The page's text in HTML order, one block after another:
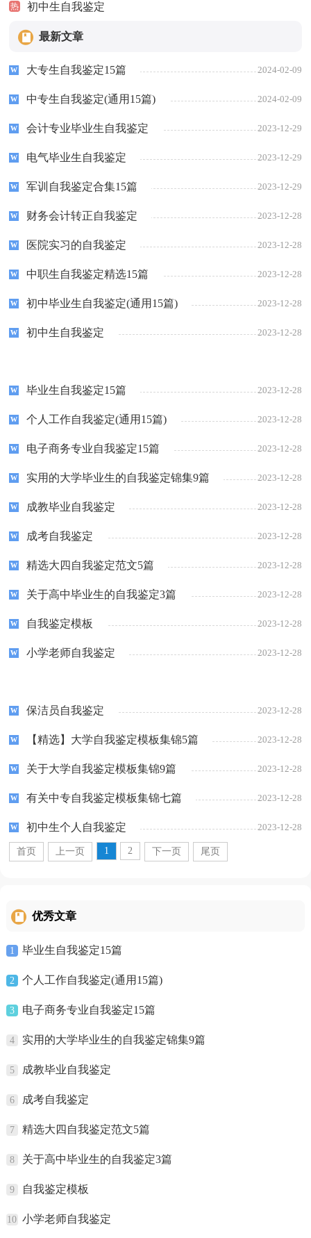
热 初中生自我鉴定
最新文章
大专生自我鉴定15篇 2024-02-09
中专生自我鉴定(通用15篇) 2024-02-09
会计专业毕业生自我鉴定 2023-12-29
电气毕业生自我鉴定 2023-12-29
军训自我鉴定合集15篇 2023-12-29
财务会计转正自我鉴定 2023-12-28
医院实习的自我鉴定 2023-12-28
中职生自我鉴定精选15篇 2023-12-28
初中毕业生自我鉴定(通用15篇) 2023-12-28
初中生自我鉴定 2023-12-28
毕业生自我鉴定15篇 2023-12-28
个人工作自我鉴定(通用15篇) 2023-12-28
电子商务专业自我鉴定15篇 2023-12-28
实用的大学毕业生的自我鉴定锦集9篇 2023-12-28
成教毕业自我鉴定 2023-12-28
成考自我鉴定 2023-12-28
精选大四自我鉴定范文5篇 2023-12-28
关于高中毕业生的自我鉴定3篇 2023-12-28
自我鉴定模板 2023-12-28
小学老师自我鉴定 2023-12-28
保洁员自我鉴定 2023-12-28
【精选】大学自我鉴定模板集锦5篇 2023-12-28
关于大学自我鉴定模板集锦9篇 2023-12-28
有关中专自我鉴定模板集锦七篇 2023-12-28
初中生个人自我鉴定 2023-12-28
首页 上一页 1 2 下一页 尾页
优秀文章
1 毕业生自我鉴定15篇
2 个人工作自我鉴定(通用15篇)
3 电子商务专业自我鉴定15篇
4 实用的大学毕业生的自我鉴定锦集9篇
5 成教毕业自我鉴定
6 成考自我鉴定
7 精选大四自我鉴定范文5篇
8 关于高中毕业生的自我鉴定3篇
9 自我鉴定模板
10 小学老师自我鉴定